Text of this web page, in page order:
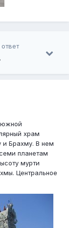
южной
храм
Брахму. В нем
планетам
мурти
Центральное